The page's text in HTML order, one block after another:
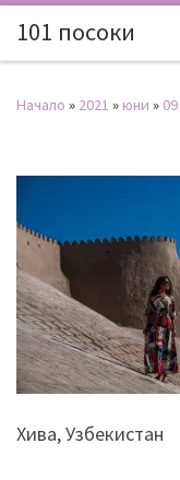
101 посоки
Начало » 2021 » юни » 09
Хива, Узбекистан